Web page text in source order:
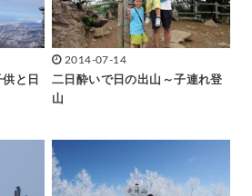
と日
2014-07-14
二日酔いで日の出山～子連れ登
山